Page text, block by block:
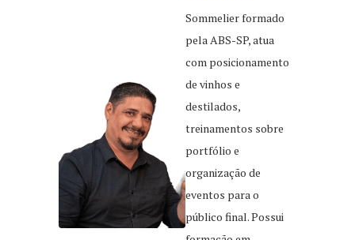
Sommelier formado
pela ABS-SP, atua
com posicionamento
de vinhos e
destilados,
treinamentos sobre
portfólio e
organização de
eventos para o
público final. Possui